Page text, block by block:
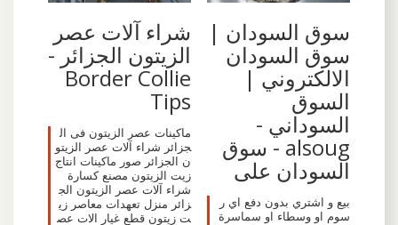
سوق السودان |
سوق السودان
الالكتروني |
السوق
السوداني -
alsoug - سوق
السودان على
بيع و اشتري بدون دفع اي ر
سوم او وسطاء او سماسرة
شراء آلات عصر
الزيتون الجزائر -
Border Collie
Tips
ماكينات عصر الزيتون فى ال
جزائر شراء آلات عصر الزيتو
ن الجزائر صور ماكينات انتاج
زيت الزيتون مصنع كسارة
شراء آلات عصر الزيتون الج
زائر منزل تعهدات معاصر زي
ت زيتون قطع غيار الات عص